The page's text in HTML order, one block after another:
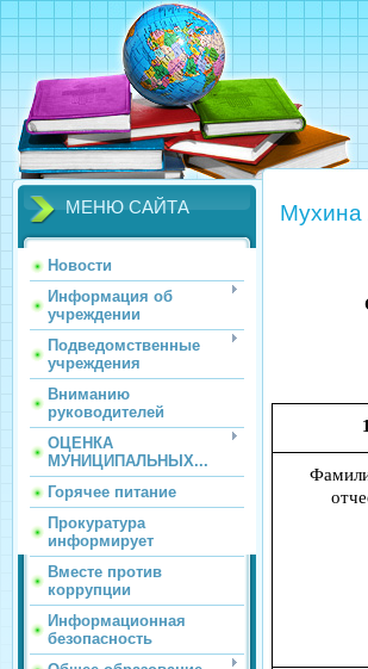
МЕНЮ САЙТА
Новости
Информация об
учреждении
Подведомственные
учреждения
Вниманию
руководителей
ОЦЕНКА
МУНИЦИПАЛЬНЫХ...
Горячее питание
Прокуратура
информирует
Вместе против
коррупции
Информационная
безопасность
Мухина